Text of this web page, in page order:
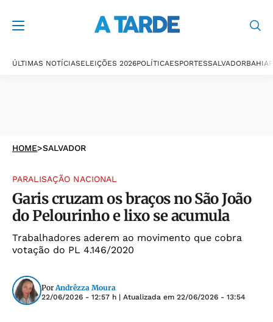
ÚLTIMAS NOTÍCIASELEIÇÕES 2026POLÍTICAESPORTESSALVADORBAHIA
HOME>SALVADOR
PARALISAÇÃO NACIONAL
Garis cruzam os braços no São João
do Pelourinho e lixo se acumula
Trabalhadores aderem ao movimento que cobra
votação do PL 4.146/2020
Por Andrêzza Moura
22/06/2026 - 12:57 h | Atualizada em 22/06/2026 - 13:54